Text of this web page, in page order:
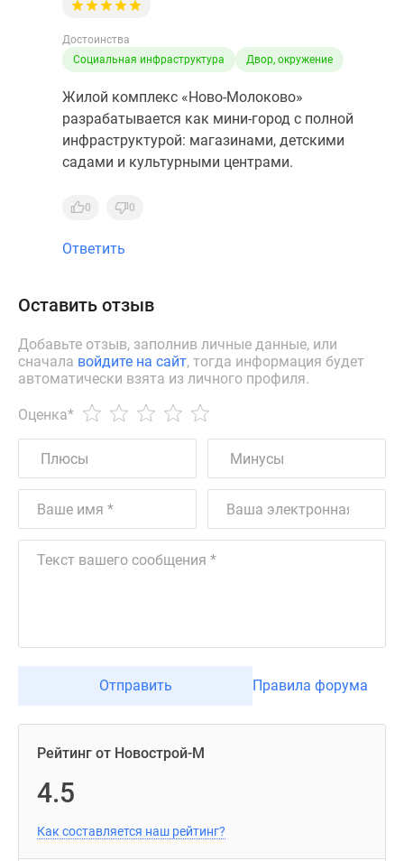
Достоинства
Социальная инфраструктура
Двор, окружение
Жилой комплекс «Ново-Молоково»
разрабатывается как мини-город с полной
инфраструктурой: магазинами, детскими
садами и культурными центрами.
0 0
Ответить
Оставить отзыв
Добавьте отзыв, заполнив личные данные, или
сначала войдите на сайт, тогда информация будет
автоматически взята из личного профиля.
Оценка*
Отправить Правила форума
Рейтинг от Новострой-М
4.5
Как составляется наш рейтинг?